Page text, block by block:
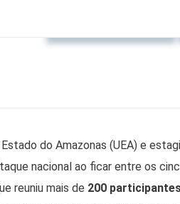
do Amazonas (UEA) e
nacional ao ficar entre os
reuniu mais de 200